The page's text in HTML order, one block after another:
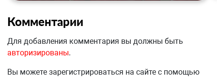
Комментарии
Для добавления комментария вы должны быть
авторизированы.
Вы можете зарегистрироваться на сайте с помощью